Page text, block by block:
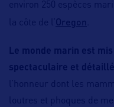
environ 250 espèces
la côte de l’ Oregon
Le monde marin est
spectaculaire et
l’honneur dont les
loutres et phoques de